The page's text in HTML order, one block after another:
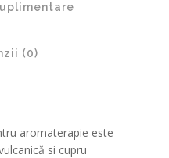
(0)
aromaterapie este
si cupru